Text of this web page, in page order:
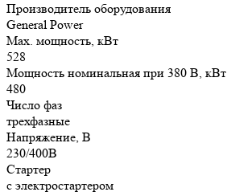
Производитель оборудования
General Power
Max. мощность, кВт
528
Мощность номинальная при 380 В, кВт
480
Число фаз
трехфазные
Напряжение, В
230/400В
Стартер
с электростартером